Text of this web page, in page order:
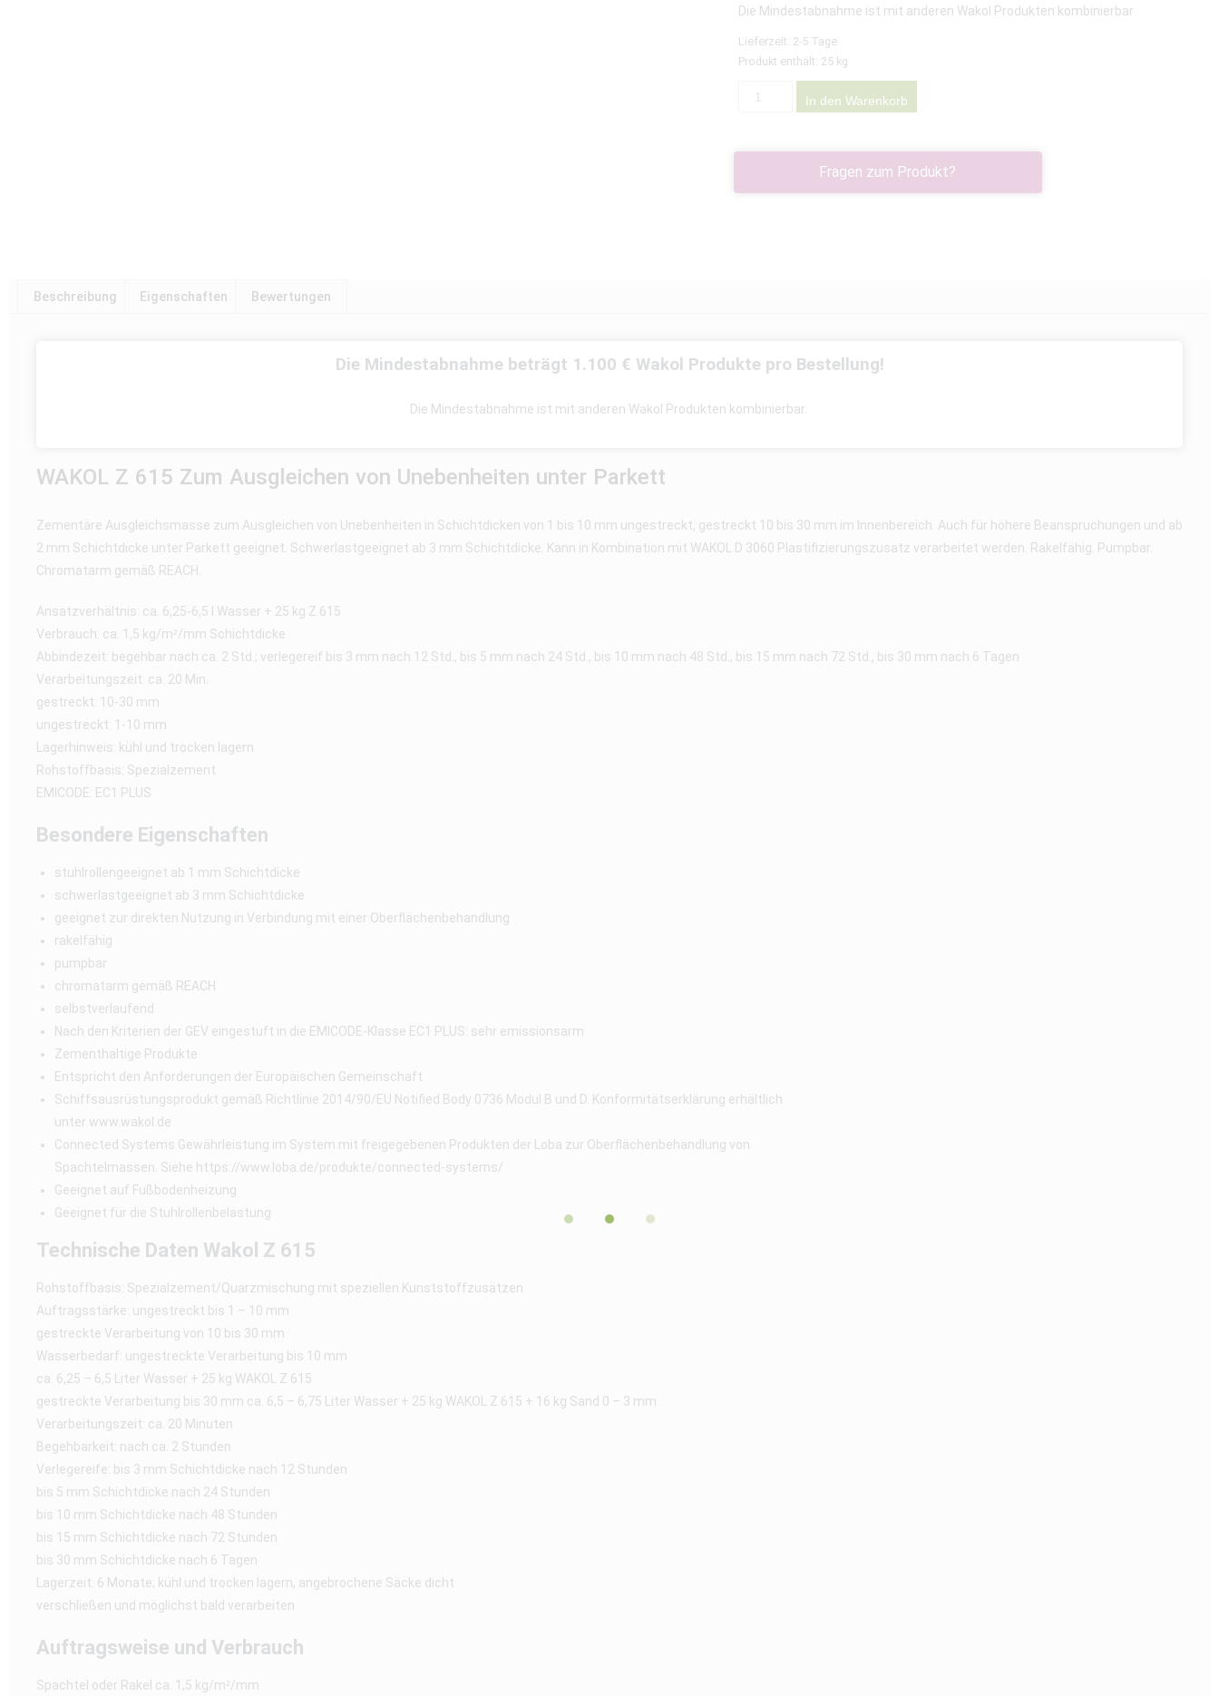
Die Mindestabnahme ist mit anderen Wakol Produkten kombinierbar
Lieferzeit: 2-5 Tage
Produkt enthält: 25 kg
In den Warenkorb
Fragen zum Produkt?
Beschreibung Eigenschaften Bewertungen
Die Mindestabnahme beträgt 1.100 € Wakol Produkte pro Bestellung!
Die Mindestabnahme ist mit anderen Wakol Produkten kombinierbar.
WAKOL Z 615 Zum Ausgleichen von Unebenheiten unter Parkett
Zementäre Ausgleichsmasse zum Ausgleichen von Unebenheiten in Schichtdicken von 1 bis 10 mm ungestreckt, gestreckt 10 bis 30 mm im Innenbereich. Auch für höhere Beanspruchungen und ab
2 mm Schichtdicke unter Parkett geeignet. Schwerlastgeeignet ab 3 mm Schichtdicke. Kann in Kombination mit WAKOL D 3060 Plastifizierungszusatz verarbeitet werden. Rakelfähig. Pumpbar.
Chromatarm gemäß REACH.
Ansatzverhältnis: ca. 6,25-6,5 l Wasser + 25 kg Z 615
Verbrauch: ca. 1,5 kg/m²/mm Schichtdicke
Abbindezeit: begehbar nach ca. 2 Std.; verlegereif bis 3 mm nach 12 Std., bis 5 mm nach 24 Std., bis 10 mm nach 48 Std., bis 15 mm nach 72 Std., bis 30 mm nach 6 Tagen
Verarbeitungszeit: ca. 20 Min.
gestreckt: 10-30 mm
ungestreckt: 1-10 mm
Lagerhinweis: kühl und trocken lagern
Rohstoffbasis: Spezialzement
EMICODE: EC1 PLUS
Besondere Eigenschaften
stuhlrollengeeignet ab 1 mm Schichtdicke
schwerlastgeeignet ab 3 mm Schichtdicke
geeignet zur direkten Nutzung in Verbindung mit einer Oberflächenbehandlung
rakelfähig
pumpbar
chromatarm gemäß REACH
selbstverlaufend
Nach den Kriterien der GEV eingestuft in die EMICODE-Klasse EC1 PLUS: sehr emissionsarm
Zementhaltige Produkte
Entspricht den Anforderungen der Europäischen Gemeinschaft
Schiffsausrüstungsprodukt gemäß Richtlinie 2014/90/EU Notified Body 0736 Modul B und D. Konformitätserklärung erhältlich
unter www.wakol.de
Connected Systems Gewährleistung im System mit freigegebenen Produkten der Loba zur Oberflächenbehandlung von
Spachtelmassen. Siehe https://www.loba.de/produkte/connected-systems/
Geeignet auf Fußbodenheizung
Geeignet für die Stuhlrollenbelastung
Technische Daten Wakol Z 615
Rohstoffbasis: Spezialzement/Quarzmischung mit speziellen Kunststoffzusätzen
Auftragsstärke: ungestreckt bis 1 – 10 mm
gestreckte Verarbeitung von 10 bis 30 mm
Wasserbedarf: ungestreckte Verarbeitung bis 10 mm
ca. 6,25 – 6,5 Liter Wasser + 25 kg WAKOL Z 615
gestreckte Verarbeitung bis 30 mm ca. 6,5 – 6,75 Liter Wasser + 25 kg WAKOL Z 615 + 16 kg Sand 0 – 3 mm
Verarbeitungszeit: ca. 20 Minuten
Begehbarkeit: nach ca. 2 Stunden
Verlegereife: bis 3 mm Schichtdicke nach 12 Stunden
bis 5 mm Schichtdicke nach 24 Stunden
bis 10 mm Schichtdicke nach 48 Stunden
bis 15 mm Schichtdicke nach 72 Stunden
bis 30 mm Schichtdicke nach 6 Tagen
Lagerzeit: 6 Monate; kühl und trocken lagern, angebrochene Säcke dicht
verschließen und möglichst bald verarbeiten
Auftragsweise und Verbrauch
Spachtel oder Rakel ca. 1,5 kg/m²/mm